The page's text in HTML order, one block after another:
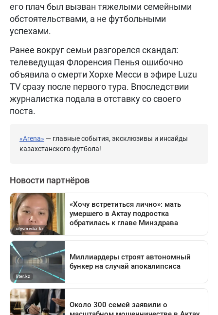
его плач был вызван тяжелыми семейными
обстоятельствами, а не футбольными
успехами.
Ранее вокруг семьи разгорелся скандал:
телеведущая Флоренсия Пенья ошибочно
объявила о смерти Хорхе Месси в эфире Luzu
TV сразу после первого тура. Впоследствии
журналистка подала в отставку со своего
поста.
«Arena» — главные события, эксклюзивы и инсайды
казахстанского футбола!